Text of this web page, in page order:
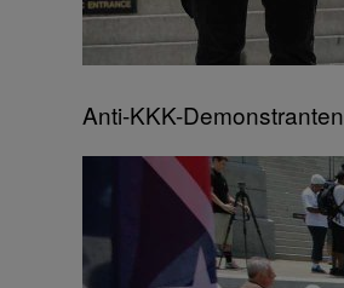
Anti-KKK-Demonstranten